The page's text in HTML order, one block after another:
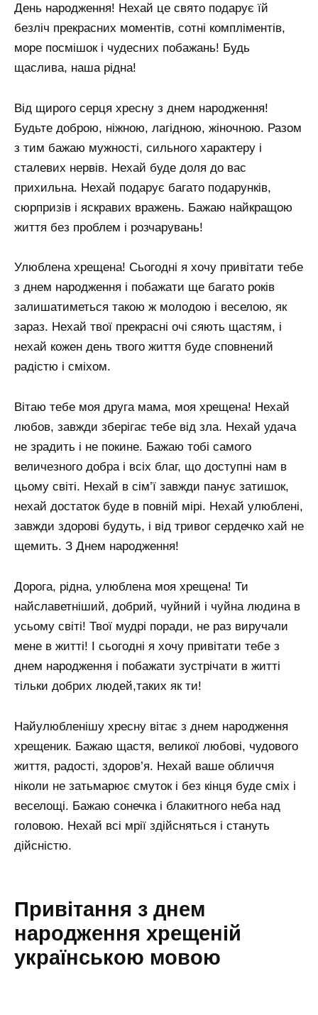
День народження! Нехай це свято подарує їй
безліч прекрасних моментів, сотні компліментів,
море посмішок і чудесних побажань! Будь
щаслива, наша рідна!
Від щирого серця хресну з днем ​​народження!
Будьте доброю, ніжною, лагідною, жіночною. Разом
з тим бажаю мужності, сильного характеру і
сталевих нервів. Нехай буде доля до вас
прихильна. Нехай подарує багато подарунків,
сюрпризів і яскравих вражень. Бажаю найкращою
життя без проблем і розчарувань!
Улюблена хрещена! Сьогодні я хочу привітати тебе
з днем ​​народження і побажати ще багато років
залишатиметься такою ж молодою і веселою, як
зараз. Нехай твої прекрасні очі сяють щастям, і
нехай кожен день твого життя буде сповнений
радістю і сміхом.
Вітаю тебе моя друга мама, моя хрещена! Нехай
любов, завжди зберігає тебе від зла. Нехай удача
не зрадить і не покине. Бажаю тобі самого
величезного добра і всіх благ, що доступні нам в
цьому світі. Нехай в сім’ї завжди панує затишок,
нехай достаток буде в повній мірі. Нехай улюблені,
завжди здорові будуть, і від тривог сердечко хай не
щемить. З Днем народження!
Дорога, рідна, улюблена моя хрещена! Ти
найславетніший, добрий, чуйний і чуйна людина в
усьому світі! Твої мудрі поради, не раз виручали
мене в житті! І сьогодні я хочу привітати тебе з
днем ​​народження і побажати зустрічати в житті
тільки добрих людей,таких як ти!
Найулюбленішу хресну вітає з днем ​​народження
хрещеник. Бажаю щастя, великої любові, чудового
життя, радості, здоров’я. Нехай ваше обличчя
ніколи не затьмарює смуток і без кінця буде сміх і
веселощі. Бажаю сонечка і блакитного неба над
головою. Нехай всі мрії здійсняться і стануть
дійсністю.
Привітання з днем
народження хрещеній
українською мовою